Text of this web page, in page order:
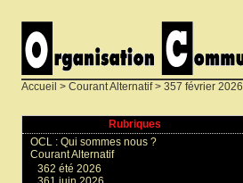
Accueil > Courant Alternatif> 357 février 2026
Rubriques
OCL : Qui sommes nous ?
Courant Alternatif
362 été 2026